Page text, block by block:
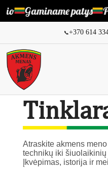
Gaminame patys
📞+370 614
Atraskite akmens
technikų iki
Įkvėpimas, istorija ir